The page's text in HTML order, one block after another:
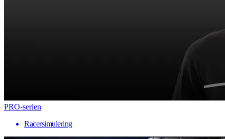
PRO-serien
Racersimulering